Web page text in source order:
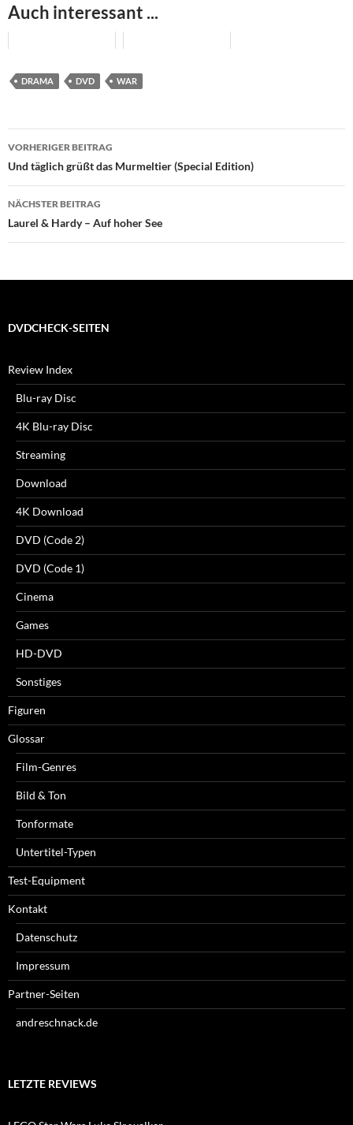
Auch interessant ...
DRAMA DVD WAR
Beitragsnavigation
VORHERIGER BEITRAG
Und täglich grüßt das Murmeltier (Special Edition)
NÄCHSTER BEITRAG
Laurel & Hardy – Auf hoher See
DVDCHECK-SEITEN
Review Index
Blu-ray Disc
4K Blu-ray Disc
Streaming
Download
4K Download
DVD (Code 2)
DVD (Code 1)
Cinema
Games
HD-DVD
Sonstiges
Figuren
Glossar
Film-Genres
Bild & Ton
Tonformate
Untertitel-Typen
Test-Equipment
Kontakt
Datenschutz
Impressum
Partner-Seiten
andreschnack.de
LETZTE REVIEWS